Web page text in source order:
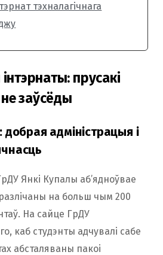
тэхналагічнага
інтэрнаты: прусакі
заўсёды
адміністрацыя і
Янкі Купалы аб’ядноўвае
на больш чым 200
На сайце ГрДУ
каб студэнты адчувалі сабе
абсталяваны пакоі